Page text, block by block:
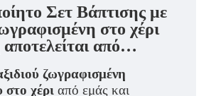
Σετ Βάπτισης με
στο χέρι
αποτελείται από…
ζωγραφισμένη
στο χέρι από εμάς και